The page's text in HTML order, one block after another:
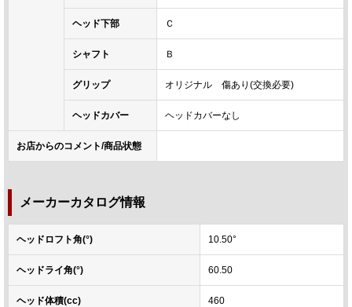
ヘッド下部 Ｃ
シャフト Ｂ
グリップ オリジナル 傷あり(交換必要)
ヘッドカバー ヘッドカバーなし
お店からのコメント/商品状態
メーカーカタログ情報
ヘッドロフト角(°) 10.50°
ヘッドライ角(°) 60.50
ヘッド体積(cc) 460